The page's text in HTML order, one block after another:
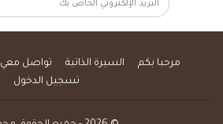
مرحبا بكم السيرة الذاتية تواصل معي
تسجيل الدخول